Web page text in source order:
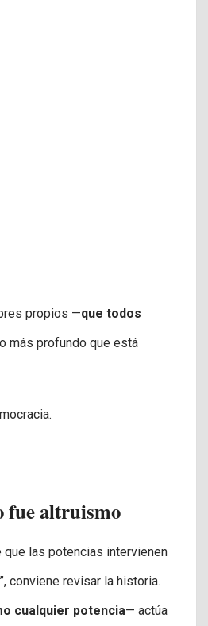
propios —que todos
más profundo que está
fue altruismo
que las potencias intervienen
”, conviene revisar la historia.
cualquier potencia— actúa